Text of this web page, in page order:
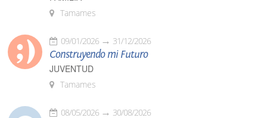
Tamames
09/01/2026 31/12/2026
Construyendo mi Futuro
JUVENTUD
Tamames
08/05/2026 30/08/2026